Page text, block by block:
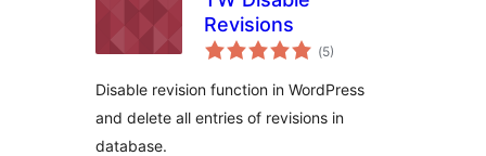
Revisions
(Totalt
antal
5)
Disable revision function in WordPress
and delete all entries of revisions in
database.